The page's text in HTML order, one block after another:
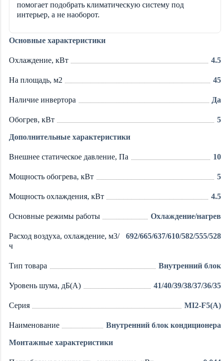
помогает подобрать климатическую систему под
интерьер, а не наоборот.
Основные характеристики
Охлаждение, кВт 4.5
На площадь, м2 45
Наличие инвертора Да
Обогрев, кВт 5
Дополнительные характеристики
Внешнее статическое давление, Па 10
Мощность обогрева, кВт 5
Мощность охлаждения, кВт 4.5
Основные режимы работы Охлаждение/нагрев
Расход воздуха, охлаждение, м3/
ч
692/665/637/610/582/555/528
Тип товара Внутренний блок
Уровень шума, дБ(А) 41/40/39/38/37/36/35
Серия MI2-F5(A)
Наименование Внутренний блок кондиционера
Монтажные характеристики